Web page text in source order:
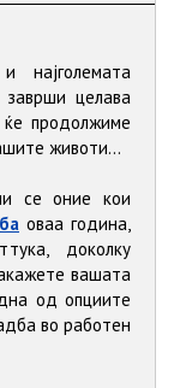
најголемата
целава
продолжиме
животи...
се оние кои
оваа година,
доколку
вашата
од опциите
во работен